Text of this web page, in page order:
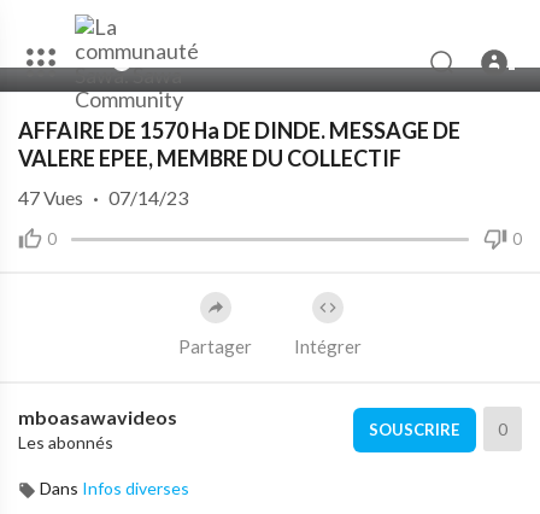
00:00 07:55
AFFAIRE DE 1570 Ha DE DINDE. MESSAGE DE
VALERE EPEE, MEMBRE DU COLLECTIF
0 0
47Vues · 07/14/23
Partager Intégrer
mboasawavideos
Les abonnés
SOUSCRIRE 0
Dans Infos diverses